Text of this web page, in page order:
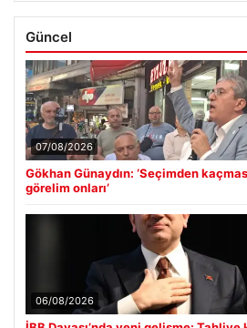
Güncel
07/08/2026
Gökhan Günaydın: ‘Seçimden
görelim onları’
06/08/2026